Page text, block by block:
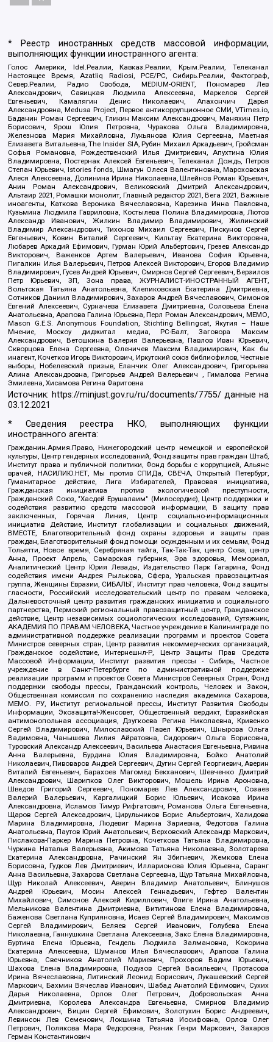
* Реестр иностранных средств массовой информации,
выполняющих функции иностранного агента:
Голос Америки, Idel.Реалии, Кавказ.Реалии, Крым.Реалии, Телеканал
Настоящее Время, Azatliq Radiosi, PCE/PC, Сибирь.Реалии, Фактограф,
Север.Реалии, Радио Свобода, MEDIUM-ORIENT, Пономарев Лев
Александрович, Савицкая Людмила Алексеевна, Маркелов Сергей
Евгеньевич, Камалягин Денис Николаевич, Апахончич Дарья
Александровна, Medusa Project, Первое антикоррупционное СМИ, VTimes.io,
Баданин Роман Сергеевич, Гликин Максим Александрович, Маняхин Петр
Борисович, Ярош Юлия Петровна, Чуракова Ольга Владимировна,
Железнова Мария Михайловна, Лукьянова Юлия Сергеевна, Маетная
Елизавета Витальевна, The Insider SIA, Рубин Михаил Аркадьевич, Гройсман
Софья Романовна, Рождественский Илья Дмитриевич, Апухтина Юлия
Владимировна, Постернак Алексей Евгеньевич, Телеканал Дождь, Петров
Степан Юрьевич, Istories fonds, Шмагун Олеся Валентиновна, Мароховская
Алеся Алексеевна, Долинина Ирина Николаевна, Шлейнов Роман Юрьевич,
Анин Роман Александрович, Великовский Дмитрий Александрович,
Альтаир 2021, Ромашки монолит, Главный редактор 2021, Вега 2021, Важные
иноагенты, Каткова Вероника Вячеславовна, Карезина Инна Павловна,
Кузьмина Людмила Гавриловна, Костылева Полина Владимировна, Лютов
Александр Иванович, Жилкин Владимир Владимирович, Жилинский
Владимир Александрович, Тихонов Михаил Сергеевич, Пискунов Сергей
Евгеньевич, Ковин Виталий Сергеевич, Кильтау Екатерина Викторовна,
Любарев Аркадий Ефимович, Гурман Юрий Альбертович, Грезев Александр
Викторович, Важенков Артем Валерьевич, Иванова София Юрьевна,
Пигалкин Илья Валерьевич, Петров Алексей Викторович, Егоров Владимир
Владимирович, Гусев Андрей Юрьевич, Смирнов Сергей Сергеевич, Верзилов
Петр Юрьевич, ЗП, Зона права, ЖУРНАЛИСТ-ИНОСТРАННЫЙ АГЕНТ,
Вольтская Татьяна Анатольевна, Клепиковская Екатерина Дмитриевна,
Сотников Даниил Владимирович, Захаров Андрей Вячеславович, Симонов
Евгений Алексеевич, Сурначева Елизавета Дмитриевна, Соловьева Елена
Анатольевна, Арапова Галина Юрьевна, Перл Роман Александрович, МЕМО,
Mason G.E.S. Anonymous Foundation, Stichting Bellingcat, Якутия – Наше
Мнение, Москоу диджитал медиа, РС-Балт, Заговора Максим
Александрович, Ветошкина Валерия Валерьевна, Павлов Иван Юрьевич,
Скворцова Елена Сергеевна, Оленичев Максим Владимирович, Как бы
инагент, Кочетков Игорь Викторович, Иркутский союз библиофилов, Честные
выборы, Нобелевский призыв, Еланчик Олег Александрович, Григорьева
Алина Александровна, Григорьев Андрей Валерьевич , Гималова Регина
Эмилевна, Хисамова Регина Фаритовна
Источник: https://minjust.gov.ru/ru/documents/7755/ данные на
03.12.2021
* Сведения реестра НКО, выполняющих функции
иностранного агента:
Гражданин.Армия.Право, Нижегородский центр немецкой и европейской
культуры, Центр гендерных исследований, Фонд защиты прав граждан Штаб,
Институт права и публичной политики, Фонд борьбы с коррупцией, Альянс
врачей, НАСИЛИЮ.НЕТ, Мы против СПИДа, СВЕЧА, Открытый Петербург,
Гуманитарное действие, Лига Избирателей, Правовая инициатива,
Гражданская инициатива против экологической преступности,
Гражданский Союз, "Хасдей Ерушалаим" (Милосердие), Центр поддержки и
содействия развитию средств массовой информации, В защиту прав
заключенных, Горячая Линия, Центр социально-информационных
инициатив Действие, Институт глобализации и социальных движений,
ВМЕСТЕ, Благотворительный фонд охраны здоровья и защиты прав
граждан, Благотворительный фонд помощи осужденным и их семьям, Фонд
Тольятти, Новое время, Серебряная тайга, Так-Так-Так, центр Сова, центр
Анна, Проект Апрель, Самарская губерния, Эра здоровья, Мемориал,
Аналитический Центр Юрия Левады, Издательство Парк Гагарина, Фонд
содействия имени Андрея Рылькова, Сфера, Уральская правозащитная
группа, Женщины Евразии, СИБАЛЬТ, Институт прав человека, Фонд защиты
гласности, Российский исследовательский центр по правам человека,
Дальневосточный центр развития гражданских инициатив и социального
партнерства, Пермский региональный правозащитный центр, Гражданское
действие, Центр независимых социологических исследований, Сутяжник,
АКАДЕМИЯ ПО ПРАВАМ ЧЕЛОВЕКА, Частное учреждение в Калининграде по
административной поддержке реализации программ и проектов Совета
Министров северных стран, Центр развития некоммерческих организаций,
Гражданское содействие, Интернешнл-Р, Центр Защиты Прав Средств
Массовой Информации, Институт развития прессы - Сибирь, Частное
учреждение в Санкт-Петербурге по административной поддержке
реализации программ и проектов Совета Министров Северных Стран, Фонд
поддержки свободы прессы, Гражданский контроль, Человек и Закон,
Общественная комиссия по сохранению наследия академика Сахарова,
МЕМО. РУ, Институт региональной прессы, Институт Развития Свободы
Информации, Экозащита!-Женсовет, Общественный вердикт, Евразийская
антимонопольная ассоциация, Дзугкоева Регина Николаевна, Кривенко
Сергей Владимирович, Милославский Павел Юрьевич, Шнырова Ольга
Вадимовна, Чанышева Лилия Айратовна, Сидорович Ольга Борисовна,
Туровский Александр Алексеевич, Васильева Анастасия Евгеньевна, Ривина
Анна Валерьевна, Бурдина Юлия Владимировна, Бойко Анатолий
Николаевич, Пивоваров Андрей Сергеевич, Дугин Сергей Георгиевич, Аверин
Виталий Евгеньевич, Барахоев Магомед Бекханович, Шевченко Дмитрий
Александрович, Шарипков Олег Викторович, Мошель Ирина Ароновна,
Шведов Григорий Сергеевич, Пономарев Лев Александрович, Созаев
Валерий Валерьевич, Каргалицкий Борис Юльевич, Исакова Ирина
Александровна, Исламов Тимур Рифгатович, Романова Ольга Евгеньевна,
Щаров Сергей Алексадрович, Цирульников Борис Альбертович, Халидова
Марина Владимировна, Людевиг Марина Зариевна, Федотова Галина
Анатольевна, Паутов Юрий Анатольевич, Верховский Александр Маркович,
Пислакова-Паркер Марина Петровна, Кочеткова Татьяна Владимировна,
Чуркина Наталья Валерьевна, Акимова Татьяна Николаевна, Золотарева
Екатерина Александровна, Рачинский Ян Збигневич, Жемкова Елена
Борисовна, Гудков Лев Дмитриевич, Илларионова Юлия Юрьевна, Саранг
Анна Васильевна, Захарова Светлана Сергеевна, Щур Татьяна Михайловна,
Щур Николай Алексеевич, Аверин Владимир Анатольевич, Блинушов
Андрей Юрьевич, Мосин Алексей Геннадьевич, Гефтер Валентин
Михайлович, Симонов Алексей Кириллович, Флиге Ирина Анатольевна,
Мельникова Валентина Дмитриевна, Вититинова Елена Владимировна,
Баженова Светлана Куприяновна, Исаев Сергей Владимирович, Максимов
Сергей Владимирович, Беляев Сергей Иванович, Голубева Елена
Николаевна, Ганнушкина Светлана Алексеевна, Закс Елена Владимировна,
Буртина Елена Юрьевна, Гендель Людмила Залмановна, Кокорина
Екатерина Алексеевна, Шуманов Илья Вячеславович, Арапова Галина
Юрьевна, Свечников Анатолий Мариевич, Прохоров Вадим Юрьевич,
Шахова Елена Владимировна, Подузов Сергей Васильевич, Протасова
Ирина Вячеславовна, Литинский Леонид Борисович, Лукашевский Сергей
Маркович, Бахмин Вячеслав Иванович, Шабад Анатолий Ефимович, Сухих
Дарья Николаевна, Орлов Олег Петрович, Добровольская Анна
Дмитриевна, Королева Александра Евгеньевна, Смирнов Владимир
Александрович, Вицин Сергей Ефимович, Золотухин Борис Андреевич,
Левинсон Лев Семенович, Локшина Татьяна Иосифовна, Орлов Олег
Петрович, Полякова Мара Федоровна, Резник Генри Маркович, Захаров
Герман Константинович